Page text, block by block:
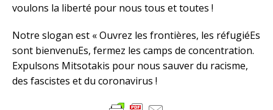
voulons la liberté pour nous tous et toutes !
Notre slogan est « Ouvrez les frontières, les réfugiéEs
sont bienvenuEs, fermez les camps de concentration.
Expulsons Mitsotakis pour nous sauver du racisme,
des fascistes et du coronavirus !